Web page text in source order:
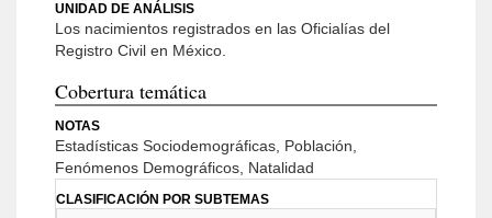
UNIDAD DE ANÁLISIS
Los nacimientos registrados en las Oficialías del
Registro Civil en México.
Cobertura temática
NOTAS
Estadísticas Sociodemográficas, Población,
Fenómenos Demográficos, Natalidad
CLASIFICACIÓN POR SUBTEMAS